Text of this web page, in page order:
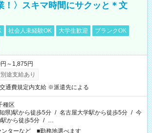
！〉スキマ時間にサクッと＊文
社会人未経験OK 大学生歓迎
ブランクOK
～1,875円
途支給あり
通費規定内支給 ※派遣先による
種区
県)駅から徒歩5分 / 名古屋大学駅から徒歩5分 / 今
から徒歩5分 / …
ンターなど ■勤務地選べます